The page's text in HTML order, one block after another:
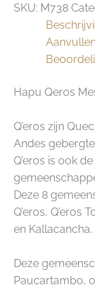
SKU: M738
Hapu Qeros
Q’eros zijn
Andes
Q’eros is ook
Deze 8
Q’eros, Q’eros
en Kallacancha.
Deze
Paucartambo,